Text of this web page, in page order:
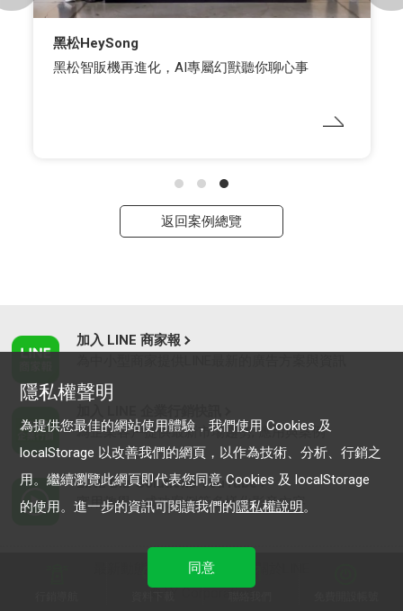
黑松HeySong
黑松智販機再進化，AI專屬幻獸聽你聊心事
返回案例總覽
加入 LINE 商家報
為企業客戶提供最新市場趨勢, 應用與案例
LINE Biz-Solutions YouTube
實用教學、成功案例等多樣化影音內容
服務條款
© LY Corporation
隱私權聲明
為提供您最佳的網站使用體驗，我們使用 Cookies 及
localStorage 以改善我們的網頁，以作為技術、分析、行銷之
用。繼續瀏覽此網頁即代表您同意 Cookies 及 localStorage
的使用。進一步的資訊可閱讀我們的隱私權說明。
同意